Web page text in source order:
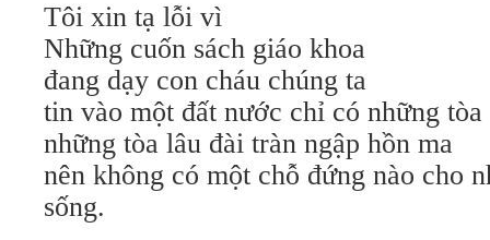
Tôi xin tạ lỗi vì
Những cuốn sách giáo khoa
đang dạy con cháu chúng ta
tin vào một đất nước chỉ có những
những tòa lâu đài tràn ngập hồn ma
nên không có một chỗ đứng nào cho
sống.